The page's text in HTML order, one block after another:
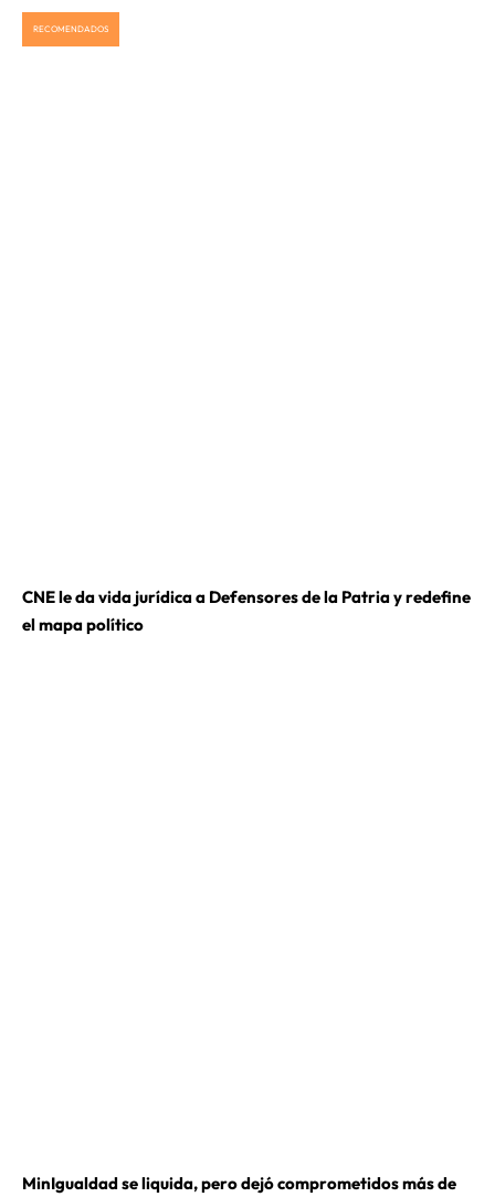
RECOMENDADOS
CNE le da vida jurídica a Defensores de la Patria y redefine
el mapa político
MinIgualdad se liquida, pero dejó comprometidos más de